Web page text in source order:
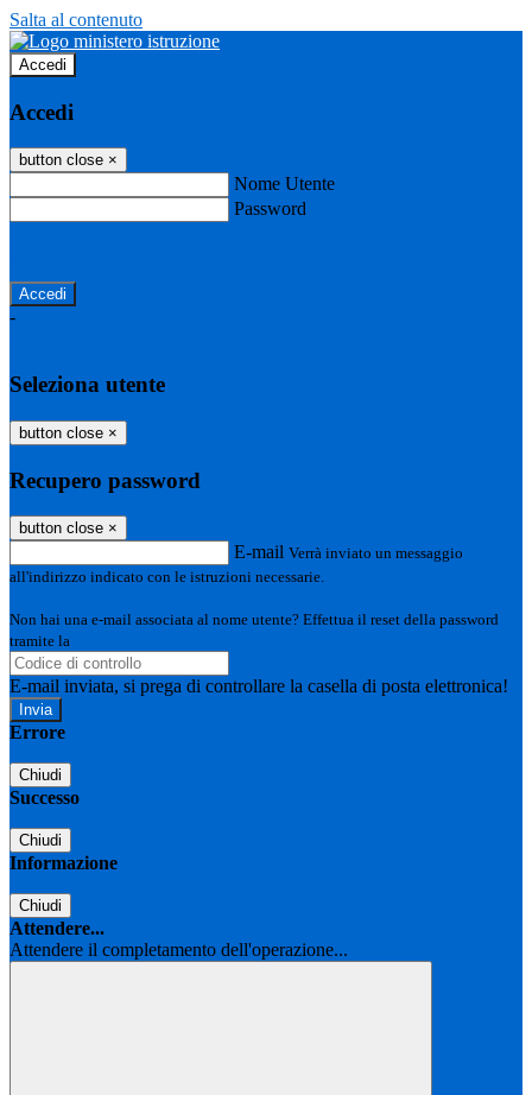
Salta al contenuto
Accedi
Accedi
button close ×
Nome Utente
Password
-
Seleziona utente
button close ×
Recupero password
button close ×
E-mail Verrà inviato un messaggio
all'indirizzo indicato con le istruzioni necessarie.
Non hai una e-mail associata al nome utente? Effettua il reset della password
tramite la
E-mail inviata, si prega di controllare la casella di posta elettronica!
Errore
Chiudi
Successo
Chiudi
Informazione
Chiudi
Attendere...
Attendere il completamento dell'operazione...